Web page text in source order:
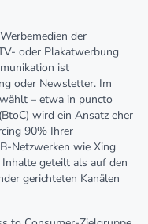
der
oder Plakatwerbung
ist
oder Newsletter. Im
– etwa in puncto
wird ein Ansatz eher
90% Ihrer
Netzwerken wie Xing
geteilt als auf den
gerichteten Kanälen